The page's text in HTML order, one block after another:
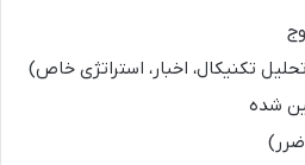
تکنیکال، اخبار، استراتژی خاص)
شده